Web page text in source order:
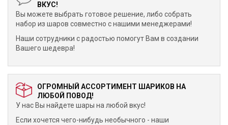
ВКУС!
Вы можете выбрать готовое решение, либо собрать
набор из шаров совместно с нашими менеджерами!
Наши сотрудники с радостью помогут Вам в создании
Вашего шедевра!
ОГРОМНЫЙ АССОРТИМЕНТ ШАРИКОВ НА
ЛЮБОЙ ПОВОД!
У нас Вы найдете шары на любой вкус!
Если хочется чего-нибудь необычного - наши